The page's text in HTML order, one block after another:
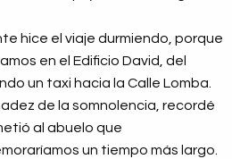
hice el viaje durmiendo, porque
en el Edificio David, del
un taxi hacia la Calle Lomba.
de la somnolencia, recordé
al abuelo que
un tiempo más largo.